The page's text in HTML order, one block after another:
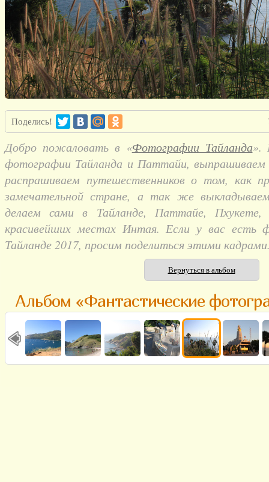
Поделись!
Добро пожаловать в «Фотографии Тайланда».
фотографии Тайланда и Паттайи, выпрашиваем
распрашиваем путешественников о том, как
замечательной стране, а так же
делаем сами в Тайланде, Паттайе,
красивейших местах Интая. Если у вас есть
Тайланде 2017, просим поделиться этими
Вернуться в альбом
Альбом «Фантастические